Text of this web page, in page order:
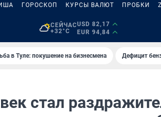
ГОРОСКОП КУРСЫ ВАЛЮТ ПРОБКИ
СЕЙЧАС
+32°C
USD 82,17
EUR 94,84
в Туле: покушение на бизнесмена Дефицит
стал